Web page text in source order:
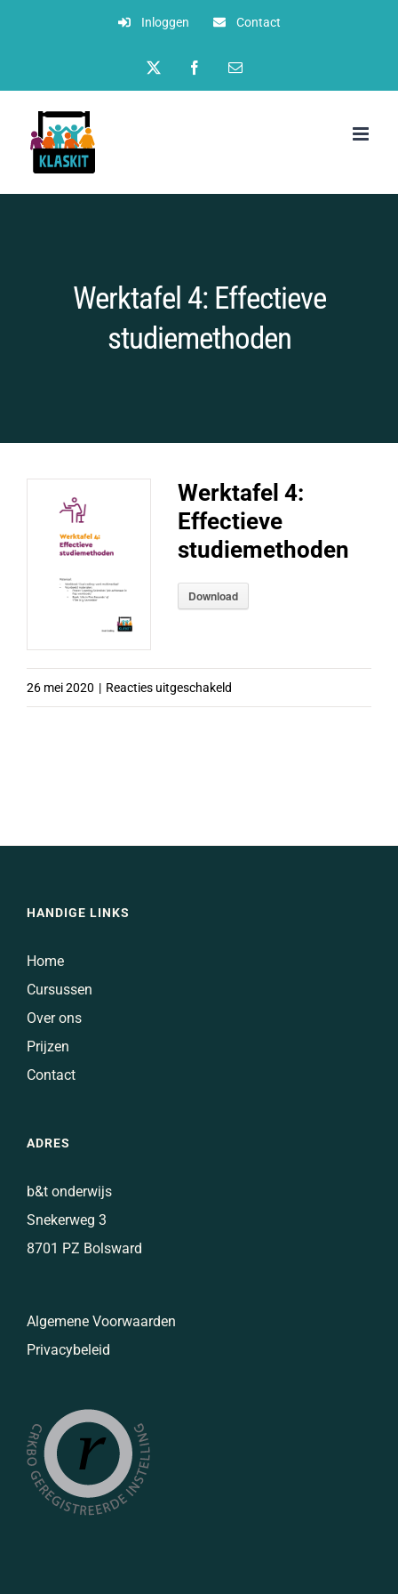
Inloggen Contact
Twitter Facebook
E-
Werktafel 4: Effectieve
studiemethoden
Werktafel 4:
Effectieve
studiemethoden
Download
26 mei 2020 | Reacties uitgeschakeld
HANDIGE LINKS
Home
Cursussen
Over ons
Prijzen
Contact
ADRES
b&t onderwijs
Snekerweg 3
8701 PZ Bolsward
Algemene Voorwaarden
Privacybeleid